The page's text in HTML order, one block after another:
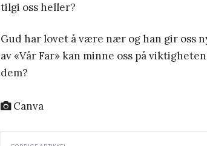
tilgi oss heller?
Gud har lovet å være nær og han gir oss
av «Vår Far» kan minne oss på
dem?
Canva